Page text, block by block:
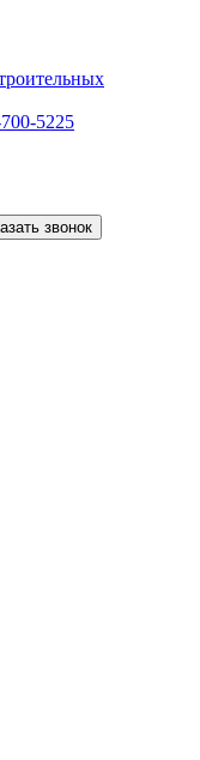
5225
звонок